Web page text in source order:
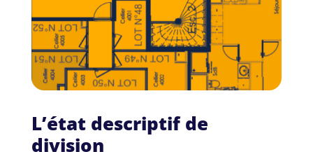
L’état descriptif de
division